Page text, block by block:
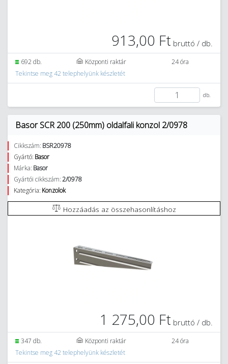
913,00 Ft bruttó / db.
692 db. Központi raktár
24 óra
Tekintse meg 42 telephelyünk készletét
db.
Basor SCR 200 (250mm) oldalfali konzol 2/0978
Cikkszám: BSR20978
Gyártó: Basor
Márka: Basor
Gyártói cikkszám:2/0978
Kategória: Konzolok
Hozzáadás az összehasonlításhoz
1 275,00 Ft bruttó / db.
347 db. Központi raktár
24 óra
Tekintse meg 42 telephelyünk készletét